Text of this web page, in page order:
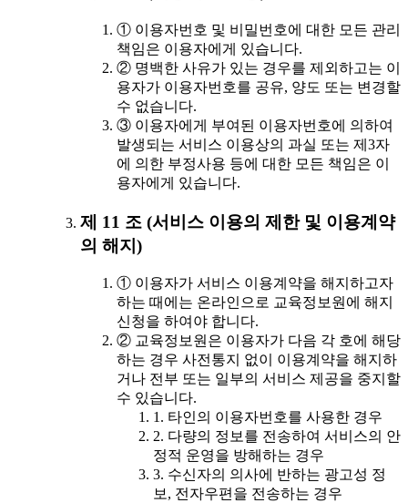
① 이용자번호 및 비밀번호에 대한 모든 관리
책임은 이용자에게 있습니다.
② 명백한 사유가 있는 경우를 제외하고는 이
용자가 이용자번호를 공유, 양도 또는 변경할
수 없습니다.
③ 이용자에게 부여된 이용자번호에 의하여
발생되는 서비스 이용상의 과실 또는 제3자
에 의한 부정사용 등에 대한 모든 책임은 이
용자에게 있습니다.
제 11 조 (서비스 이용의 제한 및 이용계약
의 해지)
① 이용자가 서비스 이용계약을 해지하고자
하는 때에는 온라인으로 교육정보원에 해지
신청을 하여야 합니다.
② 교육정보원은 이용자가 다음 각 호에 해당
하는 경우 사전통지 없이 이용계약을 해지하
거나 전부 또는 일부의 서비스 제공을 중지할
수 있습니다.
1. 타인의 이용자번호를 사용한 경우
2. 다량의 정보를 전송하여 서비스의 안
정적 운영을 방해하는 경우
3. 수신자의 의사에 반하는 광고성 정
보, 전자우편을 전송하는 경우